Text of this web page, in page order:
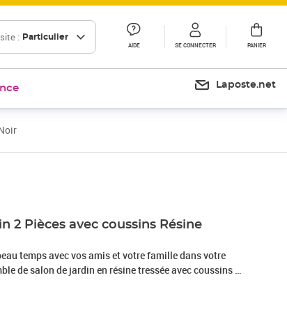
: Particulier
AIDE SE CONNECTER PANIER
Laposte.net
2 Pièces avec coussins Résine
temps avec vos amis et votre famille dans votre
de salon de jardin en résine tressée avec coussins !
de placer le siège dans n'importe quelle